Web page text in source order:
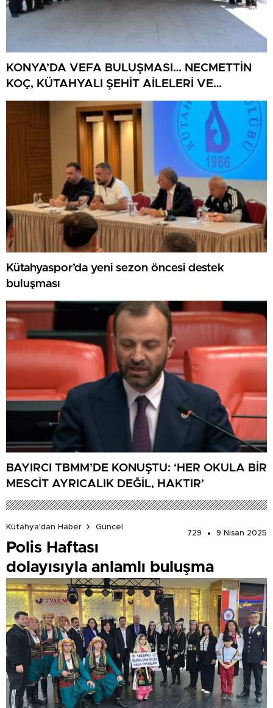
KONYA’DA VEFA BULUŞMASI… NECMETTİN
KOÇ, KÜTAHYALI ŞEHİT AİLELERİ VE
GAZİLERİ AĞIRLADI
Kütahyaspor’da yeni sezon öncesi destek
buluşması
BAYIRCI TBMM’DE KONUŞTU: ‘HER OKULA BİR
MESCİT AYRICALIK DEĞİL, HAKTIR’
Kütahya'dan Haber
Güncel
729
9 Nisan 2025
Polis Haftası
dolayısıyla anlamlı buluşma